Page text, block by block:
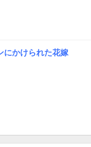
にかけられた花嫁